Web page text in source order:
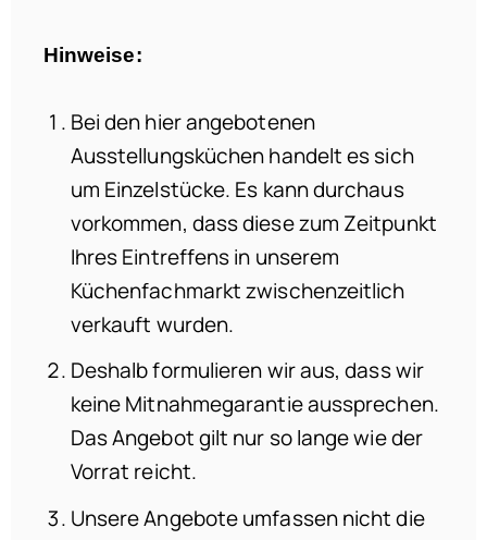
Hinweise:
Bei den hier angebotenen
Ausstellungsküchen handelt es sich
um Einzelstücke. Es kann durchaus
vorkommen, dass diese zum Zeitpunkt
Ihres Eintreffens in unserem
Küchenfachmarkt zwischenzeitlich
verkauft wurden.
Deshalb formulieren wir aus, dass wir
keine Mitnahmegarantie aussprechen.
Das Angebot gilt nur so lange wie der
Vorrat reicht.
Unsere Angebote umfassen nicht die